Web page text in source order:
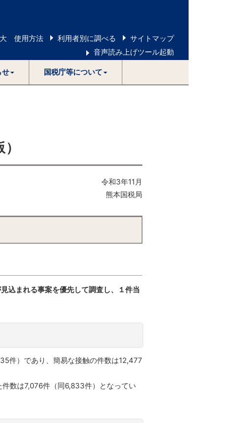
大 使用方法 利用者別に調べる
サイトマップ
音声読み上げツール起動
せ 国税庁等について
令和3年11月
熊本国税局
込まれる事案を優先して調査し、１件当
件）であり、簡易な接触の件数は12,477
数は7,076件（同6,833件）となってい